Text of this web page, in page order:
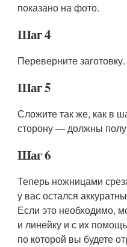
показано на фото.
Шаг 4
Переверните заготовку.
Шаг 5
Сложите так же, как в
сторону — должны
Шаг 6
Теперь ножницами
у вас остался
Если это необходимо,
и линейку и с их
по которой вы будете